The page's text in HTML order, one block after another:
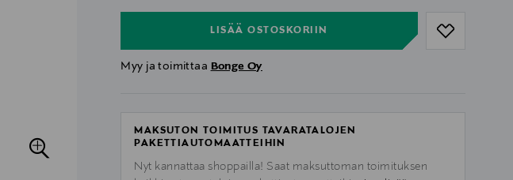
LISÄÄ OSTOSKORIIN
Myy ja toimittaa Bonge Oy
MAKSUTON TOIMITUS TAVARATALOJEN
PAKETTIAUTOMAATTEIHIN
Nyt kannattaa shoppailla! Saat maksuttoman toimituksen